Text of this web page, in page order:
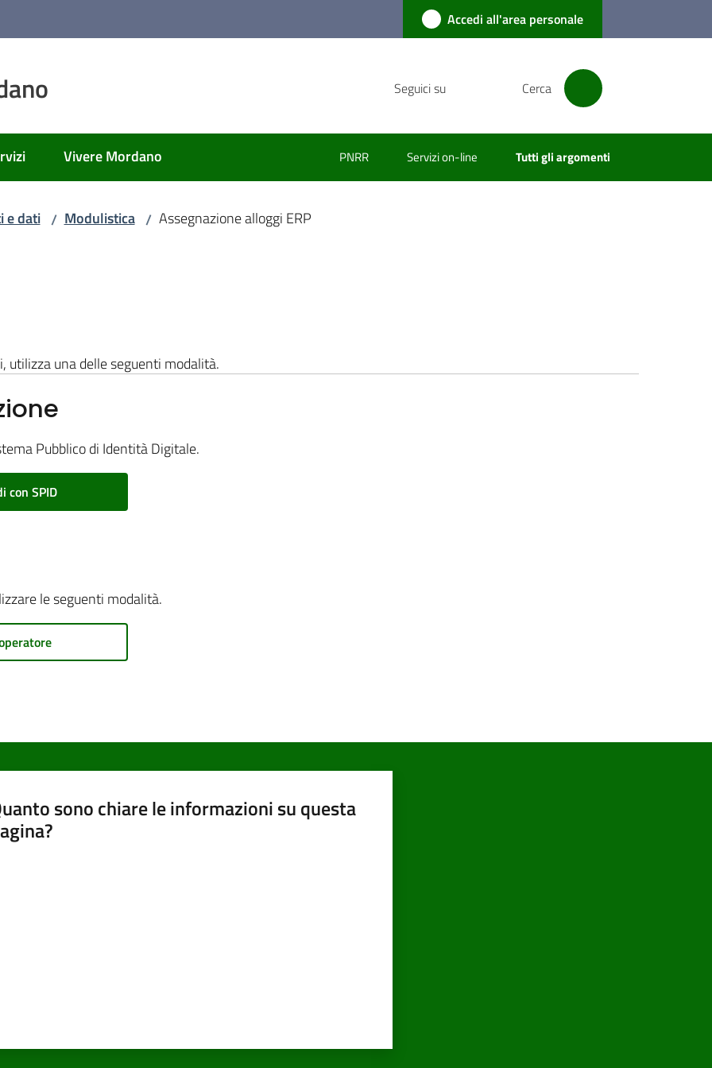
Accedi all'area personale
Seguici su Cerca
Vivere Mordano PNRR Servizi on-line Tutti gli argomenti
e dati / Modulistica / Assegnazione alloggi ERP
utilizza una delle seguenti modalità.
Pubblico di Identità Digitale.
con SPID
le seguenti modalità.
sono chiare le informazioni su questa